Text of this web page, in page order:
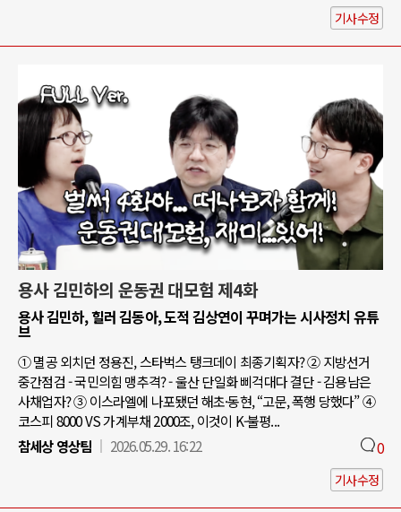
기사수정
용사 김민하의 운동권 대모험 제4화
용사 김민하, 힐러 김동아, 도적 김상연이 꾸며가는 시사정치 유튜
브
① 멸공 외치던 정용진, 스타벅스 탱크데이 최종기획자? ② 지방선거
중간점검 - 국민의힘 맹추격? - 울산 단일화 삐걱대다 결단 - 김용남은
사채업자? ③ 이스라엘에 나포됐던 해초·동현, “고문, 폭행 당했다” ④
코스피 8000 VS 가계부채 2000조, 이것이 K-불평...
참세상 영상팀
2026.05.29. 16:22 0
기사수정